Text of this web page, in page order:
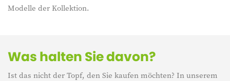
Modelle der Kollektion.
Was halten Sie davon?
Ist das nicht der Topf, den Sie kaufen möchten? In unserem